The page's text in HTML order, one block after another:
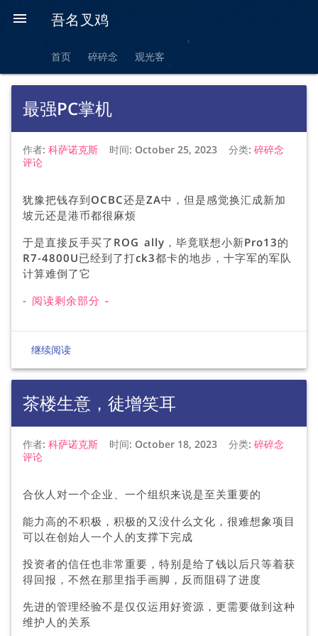
 吾名叉鸡
首页 碎碎念 观光客
最强PC掌机
作者: 科萨诺克斯 时间: October 25, 2023 分类: 碎碎念
评论
犹豫把钱存到OCBC还是ZA中，但是感觉换汇成新加
坡元还是港币都很麻烦
于是直接反手买了ROG ally，毕竟联想小新Pro13的
R7-4800U已经到了打ck3都卡的地步，十字军的军队
计算难倒了它
- 阅读剩余部分 -
继续阅读
茶楼生意，徒增笑耳
作者: 科萨诺克斯 时间: October 18, 2023 分类: 碎碎念
评论
合伙人对一个企业、一个组织来说是至关重要的
能力高的不积极，积极的又没什么文化，很难想象项目
可以在创始人一个人的支撑下完成
投资者的信任也非常重要，特别是给了钱以后只等着获
得回报，不然在那里指手画脚，反而阻碍了进度
先进的管理经验不是仅仅运用好资源，更需要做到这种
维护人的关系